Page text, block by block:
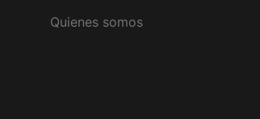
Quienes somos